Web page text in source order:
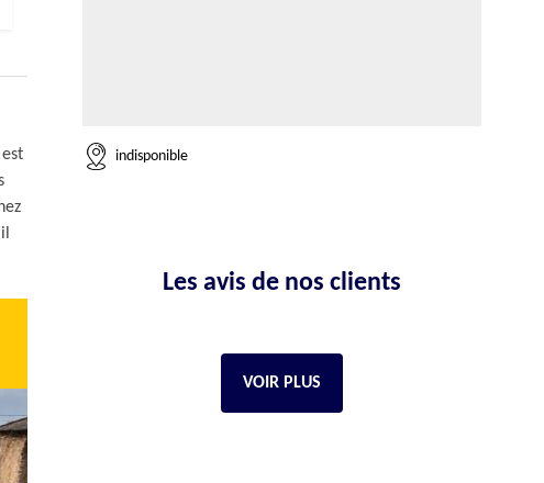
indisponible
Les avis de nos clients
VOIR PLUS